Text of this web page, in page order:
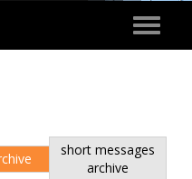
Toggle
short messages
archive